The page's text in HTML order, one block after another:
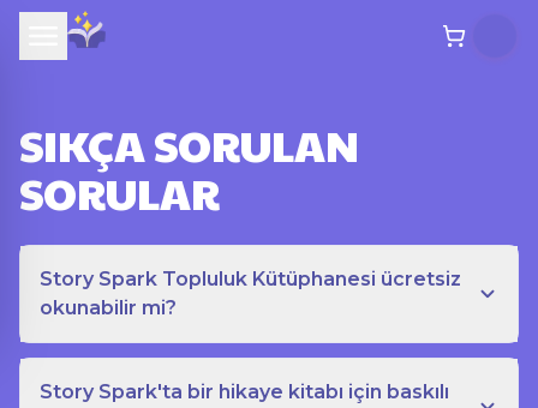
SIKÇA SORULAN
SORULAR
Story Spark Topluluk Kütüphanesi ücretsiz
okunabilir mi?
Story Spark'ta bir hikaye kitabı için baskılı